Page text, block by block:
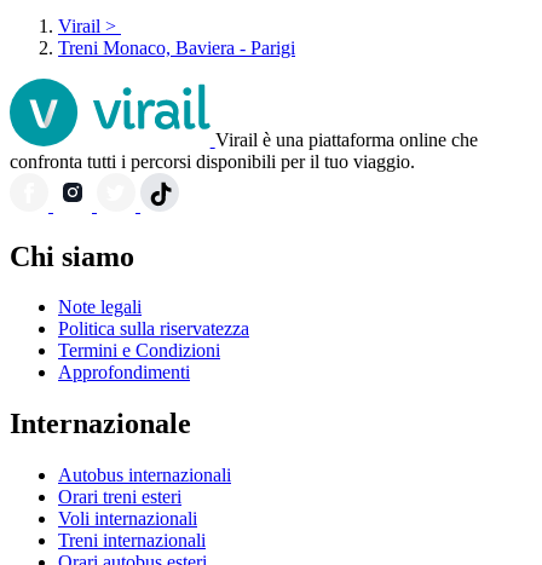
Virail >
Treni Monaco, Baviera - Parigi
Virail è una piattaforma online che
confronta tutti i percorsi disponibili per il tuo viaggio.
Chi siamo
Note legali
Politica sulla riservatezza
Termini e Condizioni
Approfondimenti
Internazionale
Autobus internazionali
Orari treni esteri
Voli internazionali
Treni internazionali